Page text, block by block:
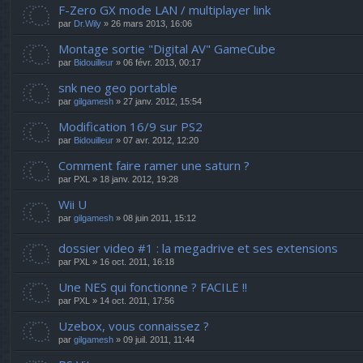
F-Zero GX mode LAN / multiplayer link
par Dr.Wily » 26 mars 2013, 16:06
Montage sortie "Digital AV" GameCube
par Bidouilleur » 06 févr. 2013, 00:17
snk neo geo portable
par gilgamesh » 27 janv. 2012, 15:54
Modification 16/9 sur PS2
par Bidouilleur » 07 avr. 2012, 12:20
Comment faire ramer une saturn ?
par PXL » 18 janv. 2012, 19:28
Wii U
par gilgamesh » 08 juin 2011, 15:12
dossier video #1 : la megadrive et ses extensions
par PXL » 16 oct. 2011, 16:18
Une NES qui fonctionne ? FACILE !!
par PXL » 14 oct. 2011, 17:56
Uzebox, vous connaissez ?
par gilgamesh » 09 juil. 2011, 11:44